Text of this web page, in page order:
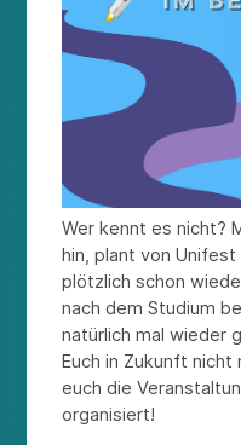
Wer kennt es nicht?
hin, plant von
plötzlich schon
nach dem Studium
natürlich mal wieder
Euch in Zukunft
euch die
organisiert!